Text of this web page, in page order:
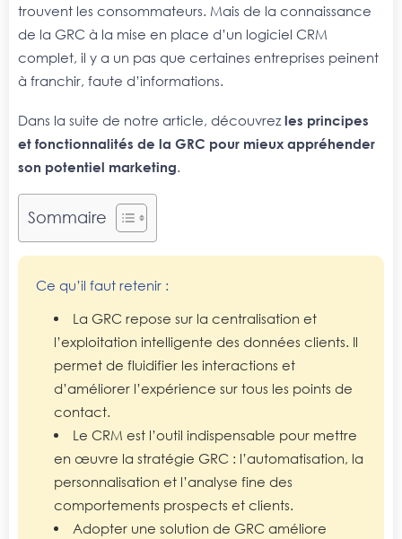
trouvent les consommateurs. Mais de la connaissance
de la GRC à la mise en place d’un logiciel CRM
complet, il y a un pas que certaines entreprises peinent
à franchir, faute d’informations.
Dans la suite de notre article, découvrez les principes
et fonctionnalités de la GRC pour mieux appréhender
son potentiel marketing.
Sommaire
Ce qu’il faut retenir :
La GRC repose sur la centralisation et
l’exploitation intelligente des données clients. Il
permet de fluidifier les interactions et
d’améliorer l’expérience sur tous les points de
contact.
Le CRM est l’outil indispensable pour mettre
en œuvre la stratégie GRC : l’automatisation, la
personnalisation et l’analyse fine des
comportements prospects et clients.
Adopter une solution de GRC améliore